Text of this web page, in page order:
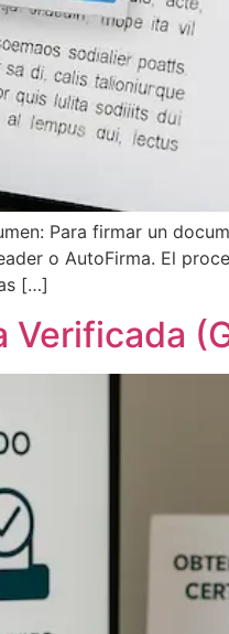
Para firmar un
o AutoFirma. El
[…]